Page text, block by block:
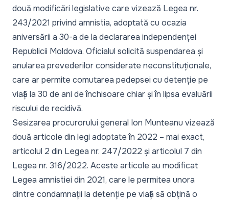
două modificări legislative care vizează Legea nr.
243/2021 privind amnistia, adoptată cu ocazia
aniversării a 30-a de la declararea independenței
Republicii Moldova. Oficialul solicită suspendarea și
anularea prevederilor considerate neconstituționale,
care ar permite comutarea pedepsei cu detenție pe
viață la 30 de ani de închisoare chiar și în lipsa evaluării
riscului de recidivă.
Sesizarea procurorului general Ion Munteanu vizează
două articole din legi adoptate în 2022 – mai exact,
articolul 2 din Legea nr. 247/2022 și articolul 7 din
Legea nr. 316/2022. Aceste articole au modificat
Legea amnistiei din 2021, care le permitea unora
dintre condamnații la detenție pe viață să obțină o